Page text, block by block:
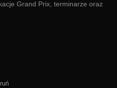
Grand Prix, terminarze oraz